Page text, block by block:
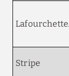
Stripe